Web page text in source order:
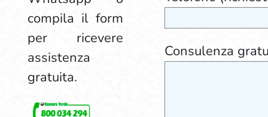
compila il form
per ricevere
assistenza
gratuita.
Consulenza